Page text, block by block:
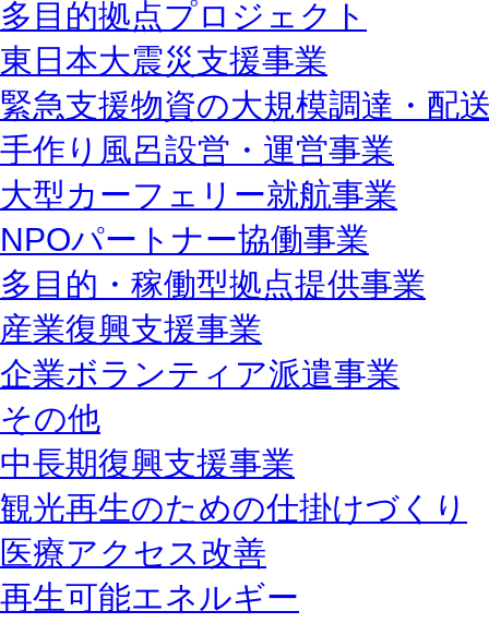
多目的拠点プロジェクト
東日本大震災支援事業
緊急支援物資の大規模調達・配
手作り風呂設営・運営事業
大型カーフェリー就航事業
NPOパートナー協働事業
多目的・稼働型拠点提供事業
産業復興支援事業
企業ボランティア派遣事業
その他
中長期復興支援事業
観光再生のための仕掛けづくり
医療アクセス改善
再生可能エネルギー